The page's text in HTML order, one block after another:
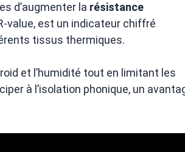
d’augmenter la résistance
value, est un indicateur chiffré
tissus thermiques.
et l’humidité tout en limitant les
à l’isolation phonique, un